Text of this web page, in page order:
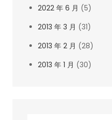
2022 年 6 月 (5)
2013 年 3 月 (31)
2013 年 2 月 (28)
2013 年 1 月 (30)